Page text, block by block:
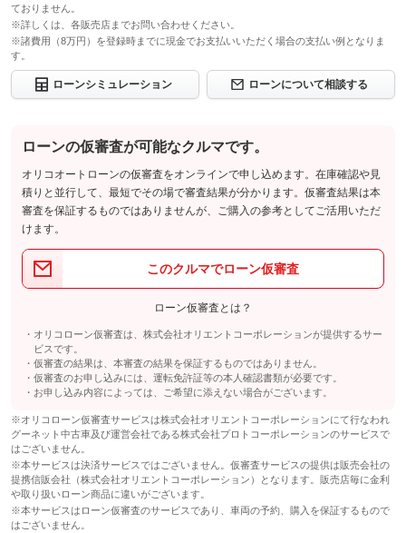
ておりません。
※詳しくは、各販売店までお問い合わせください。
※諸費用（8万円）を登録時までに現金でお支払いいただく場合の支払い例となりま
す。
ローンシミュレーション ローンについて相談する
ローンの仮審査が可能なクルマです。
オリコオートローンの仮審査をオンラインで申し込めます。在庫確認や見
積りと並行して、最短でその場で審査結果が分かります。仮審査結果は本
審査を保証するものではありませんが、ご購入の参考としてご活用いただ
けます。
このクルマでローン仮審査
ローン仮審査とは？
オリコローン仮審査は、株式会社オリエントコーポレーションが提供するサー
ビスです。
仮審査の結果は、本審査の結果を保証するものではありません。
仮審査のお申し込みには、運転免許証等の本人確認書類が必要です。
お申し込み内容によっては、ご希望に添えない場合がございます。
※オリコローン仮審査サービスは株式会社オリエントコーポレーションにて行なわれ
グーネット中古車及び運営会社である株式会社プロトコーポレーションのサービスで
はございません。
※本サービスは決済サービスではございません。仮審査サービスの提供は販売会社の
提携信販会社（株式会社オリエントコーポレーション）となります。販売店毎に金利
や取り扱いローン商品に違いがございます。
※本サービスはローン仮審査のサービスであり、車両の予約、購入を保証するもので
はございません。